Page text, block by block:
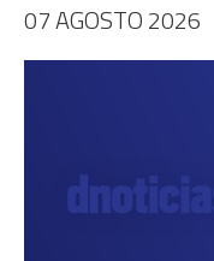
07 AGOSTO 2026